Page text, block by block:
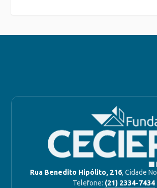
Rua Benedito Hipólito, 216, Cidade
Telefone: (21) 2334-7434